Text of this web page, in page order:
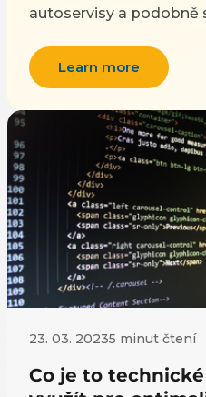
autoservisy a podobně
pravděpodobné, že
Samozřejmě, nikdo z
firmy s místní
zobrazit se v lokáních
a právě k tomu slouží
Learn more
23. 03. 20235 minut čtení
Co je to technické